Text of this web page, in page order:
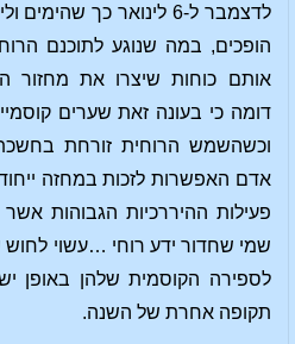
לדצמבר ל-6 לינואר כך
הופכים, במה שנוגע לתוכנם
אותם כוחות שיצרו את מחזור
דומה כי בעונה זאת שערים
וכשהשמש הרוחית זורחת
אדם האפשרות לזכות במחזה
פעילות ההיררכיות הגבוהות
שמי שחדור ידע רוחי …עשוי
לספירה הקוסמית שלהן באופן
תקופה אחרת של השנה.